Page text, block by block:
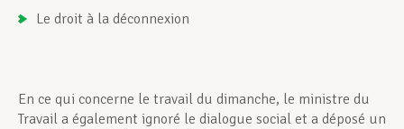
Le droit à la déconnexion
En ce qui concerne le travail du dimanche, le ministre du
Travail a également ignoré le dialogue social et a déposé un